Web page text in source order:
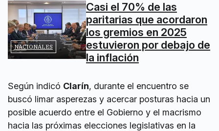
NACIONALES
Casi el 70% de las
paritarias que acordaron
los gremios en 2025
estuvieron por debajo de
la inflación
Según indicó Clarín, durante el encuentro se
buscó limar asperezas y acercar posturas hacia un
posible acuerdo entre el Gobierno y el macrismo
hacia las próximas elecciones legislativas en la